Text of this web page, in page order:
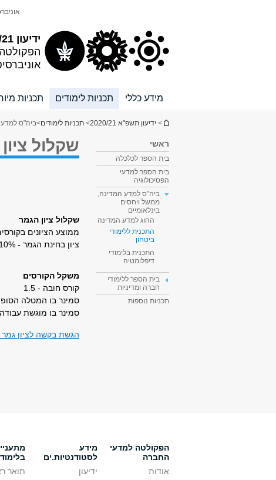
ידיעון 2020/21
מידע כללי תכניות לימודים תכניות
הינך נמצא כאן
> ידיעון תשפ"א 2020/21 > תכניות לימודים>ביה"ס למדע
ראשי
בית הספר לכלכלה
בית הספר למדעי
הפסיכולוגיה
ביה"ס למדע המדינה,
ממשל ויחסים
בינלאומיים
החוג למדע המדינה
התכנית ללימודי
ביטחון
התכנית בלימודי
דיפלומטיה
בית הספר ללימודי
חברה ומדיניות
תכניות נוספות
שקלול
שקלול ציון הגמר
ממוצע הציונים בקורסים -
ציון בחינת הגמר - 10%
משקל הקורסים
קורס חובה - 1.5
סמינר בו המטלה
סמינר בו מוגשת עבודה
הגשת בקשה לציון גמר
הפקולטה למדעי
החברה
אודות
מידע
לסטודנטיות.ים
ידיעון
תואר